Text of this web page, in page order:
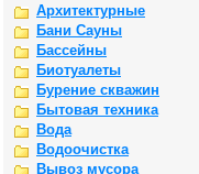
Архитектурные
Бани Сауны
Бассейны
Биотуалеты
Бурение скважин
Бытовая техника
Вода
Водоочистка
Вывоз мусора